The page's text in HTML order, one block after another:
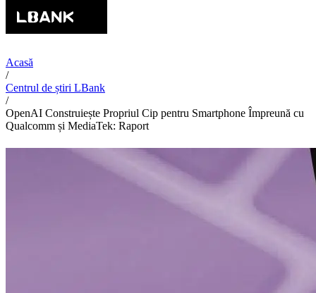
Acasă
/
Centrul de știri LBank
/
OpenAI Construiește Propriul Cip pentru Smartphone Împreună cu
Qualcomm și MediaTek: Raport